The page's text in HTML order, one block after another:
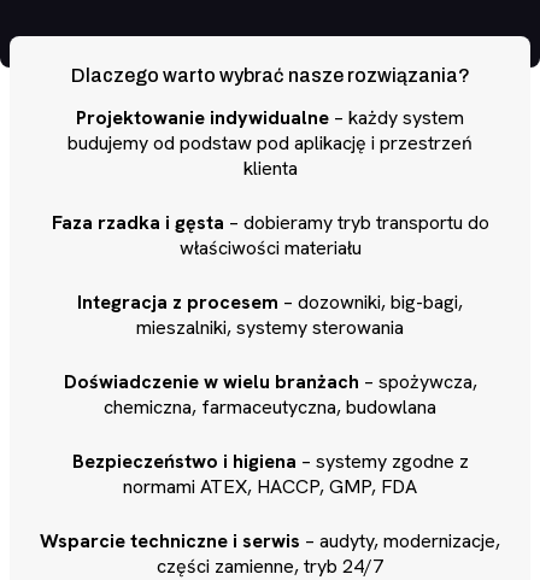
Dlaczego warto wybrać nasze rozwiązania?
Projektowanie indywidualne – każdy system
budujemy od podstaw pod aplikację i przestrzeń
klienta
Faza rzadka i gęsta – dobieramy tryb transportu do
właściwości materiału
Integracja z procesem – dozowniki, big-bagi,
mieszalniki, systemy sterowania
Doświadczenie w wielu branżach – spożywcza,
chemiczna, farmaceutyczna, budowlana
Bezpieczeństwo i higiena – systemy zgodne z
normami ATEX, HACCP, GMP, FDA
Wsparcie techniczne i serwis – audyty, modernizacje,
części zamienne, tryb 24/7